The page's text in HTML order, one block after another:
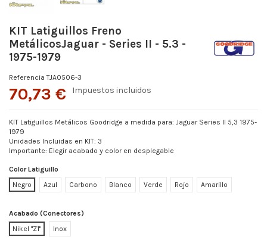
KIT Latiguillos Freno
MetálicosJaguar - Series II - 5.3 -
1975-1979
Referencia TJA0506-3
70,73 € Impuestos incluidos
KIT Latiguillos Metálicos Goodridge a medida para: Jaguar Series II 5,3 1975-
1979
Unidades Incluidas en KIT: 3
Importante: Elegir acabado y color en desplegable
Color Latiguillo
Negro
Azul Carbono Blanco Verde Rojo Amarillo
Acabado (Conectores)
Nikel "Z1"
Inox